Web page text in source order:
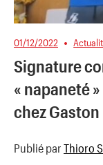
01/12/2022
Signature
« napaneté
chez
Publié par Thioro